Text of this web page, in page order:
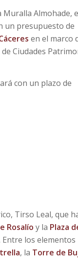
Muralla Almohade,
un presupuesto de
en el marco
Ciudades
con un plazo de
Tirso Leal, que
Rosalío y la Plaza
los elementos
, la Torre de